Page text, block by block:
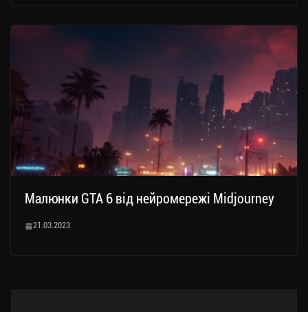
Малюнки GTA 6 від нейромережі Midjourney
21.03.2023